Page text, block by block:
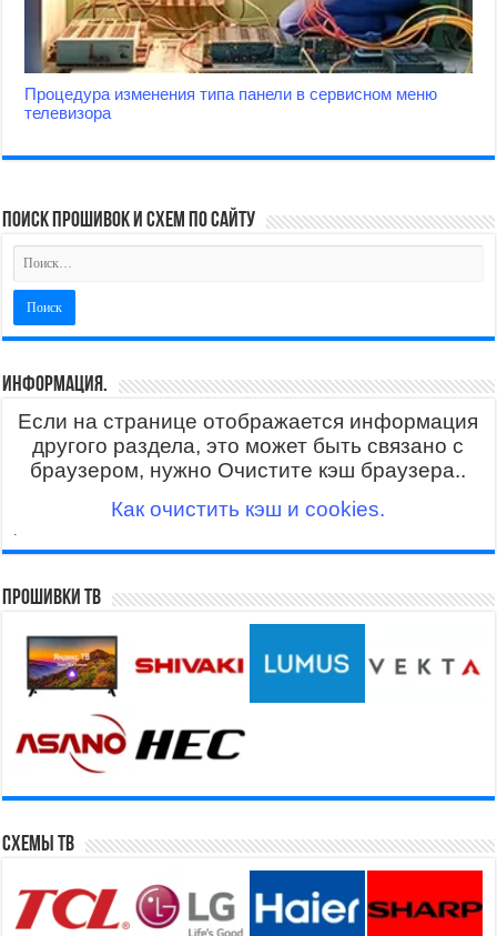
Процедура изменения типа панели в сервисном меню
телевизора
поиск прошивок и схем по сайту
Информация.
Если на странице отображается информация
другого раздела, это может быть связано с
браузером, нужно Очистите кэш браузера..
Как очистить кэш и cookies.
.
Прошивки ТВ
Схемы ТВ